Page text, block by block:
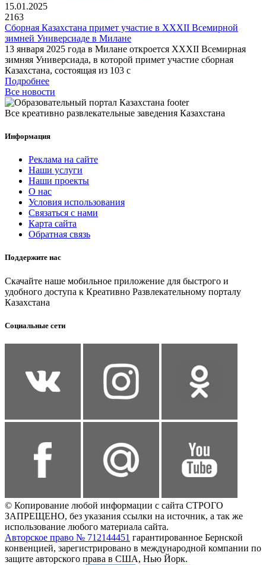
15.01.2025
2163
Сборная Казахстана примет участие в XXXII Всемирной
зимней Универсиаде в Милане
13 января 2025 года в Милане откроется XXXII Всемирная
зимняя Универсиада, в которой примет участие сборная
Казахстана, состоящая из 103 с
Подробнее
Все новости
Все креативно развлекательные заведения Казахстана
Информация
Реклама на сайте
Наши услуги
Наши проекты
О нас
Условия использования
Связаться с нами
Карта сайта
Обратная связь
Поддержите нас
Скачайте наше мобильное приложение для быстрого и
удобного доступа к Креативно Развлекательному порталу
Казахстана
Социальные сети
© Копирование любой информации с сайта СТРОГО
ЗАПРЕЩЕНО, без указания ссылки на источник, а так же
использование любого материала сайта.
Авторское право № 712144451 гарантированное Бернской
конвенцией, зарегистрировано в международной компании по
защите авторского права в США, Нью Йорк.